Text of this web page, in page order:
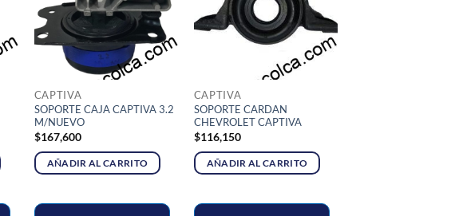
CAPTIVA
SOPORTE CAJA CAPTIVA 3.2
M/NUEVO
$167,600
AÑADIR AL CARRITO
CAPTIVA
SOPORTE CARDAN
CHEVROLET CAPTIVA
$116,150
AÑADIR AL CARRITO